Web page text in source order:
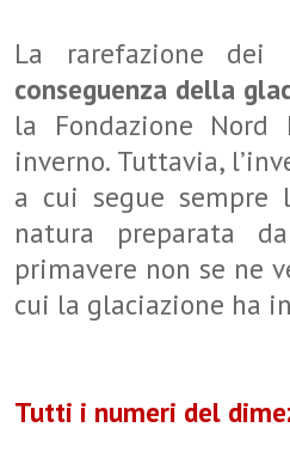
La rarefazione dei
conseguenza della
la Fondazione
inverno. Tuttavia,
a cui segue sempre
natura preparata
primavere non se ne
cui la glaciazione ha
Tutti i numeri del